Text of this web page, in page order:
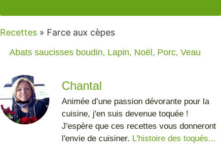
Recettes » Farce aux cèpes
Abats saucisses boudin, Lapin, Noël , Porc, Veau
Chantal
Animée d’une passion dévorante pour la
cuisine, j'en suis devenue toquée !
J'espère que ces recettes vous donneront
l'envie de cuisiner. L'histoire des toqués...